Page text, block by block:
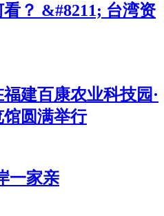
？ &#8211; 台湾资
建百康农业科技园·
圆满举行
一家亲